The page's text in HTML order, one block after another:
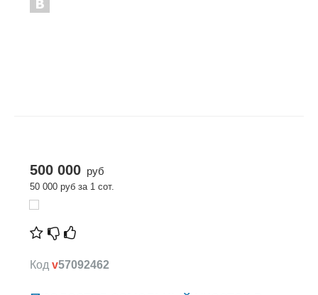
500 000 руб
50 000 руб за 1 сот.
Код v57092462